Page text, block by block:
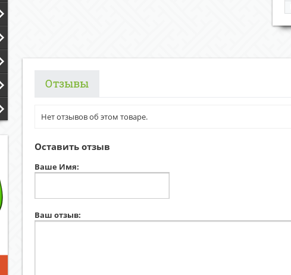
Отзывы
Нет отзывов об этом товаре.
Оставить отзыв
Ваше Имя:
Ваш отзыв: